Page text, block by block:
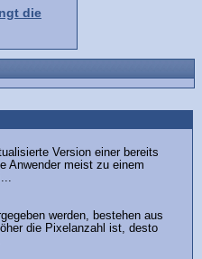
die
Version einer bereits
Anwender meist zu einem
werden, bestehen aus
die Pixelanzahl ist, desto